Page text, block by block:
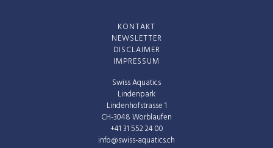
Swiss Aquatics
Lindenpark
Lindenhofstrasse 1
CH-3048 Worblaufen
+41 31 552 24 00
info@swiss-aquatics.ch
KONTAKT
NEWSLETTER
DISCLAIMER
IMPRESSUM